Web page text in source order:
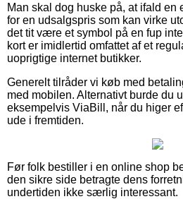
Man skal dog huske på, at ifald en
for en udsalgspris som kan virke
det tit være et symbol på en fup
kort er imidlertid omfattet af et
uoprigtige internet butikker.
Generelt tilråder vi køb med
med mobilen. Alternativt burde du
eksempelvis ViaBill, når du higer
ude i fremtiden.
Før folk bestiller i en online shop
den sikre side betragte dens
undertiden ikke særlig interessant.